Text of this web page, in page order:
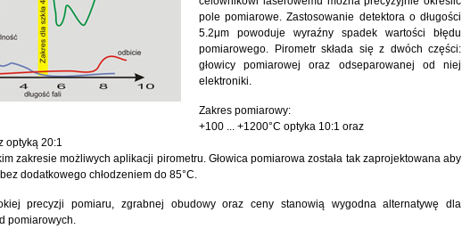
pole pomiarowe. Zastosowanie detektora o długości
5.2μm powoduje wyraźny spadek wartości błędu
pomiarowego. Pirometr składa się z dwóch części:
głowicy pomiarowej oraz odseparowanej od niej
elektroniki.
Zakres pomiarowy:
+100 ... +1200°C optyka 10:1 oraz
optyką 20:1
zakresie możliwych aplikacji pirometru. Głowica pomiarowa została tak zaprojektowana aby
dodatkowego chłodzeniem do 85°C.
precyzji pomiaru, zgrabnej obudowy oraz ceny stanowią wygodna alternatywę dla
pomiarowych.